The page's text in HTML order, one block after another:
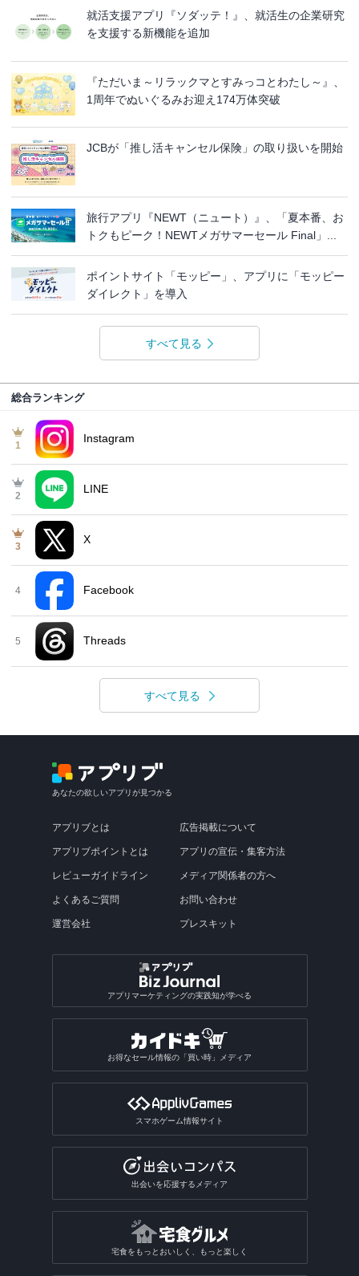
就活支援アプリ『ソダッテ！』、就活生の企業研究
を支援する新機能を追加
『ただいま～リラックマとすみっコとわたし～』、
1周年でぬいぐるみお迎え174万体突破
JCBが「推し活キャンセル保険」の取り扱いを開始
旅行アプリ『NEWT（ニュート）』、「夏本番、お
トクもピーク！NEWTメガサマーセール Final」...
ポイントサイト「モッピー」、アプリに「モッピー
ダイレクト」を導入
すべて見る
総合ランキング
1
Instagram
2
LINE
3
X
4 Facebook
5 Threads
すべて見る
あなたの欲しいアプリが見つかる
アプリブとは
アプリブポイントとは
レビューガイドライン
よくあるご質問
運営会社
広告掲載について
アプリの宣伝・集客方法
メディア関係者の方へ
お問い合わせ
プレスキット
アプリマーケティングの実践知が学べる
お得なセール情報の「買い時」メディア
スマホゲーム情報サイト
出会いを応援するメディア
宅食をもっとおいしく、もっと楽しく